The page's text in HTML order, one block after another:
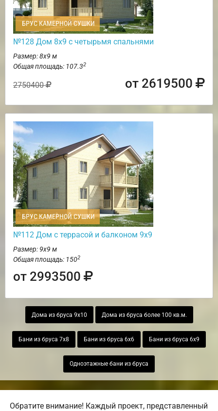
БРУС КАМЕРНОЙ СУШКИ
№128 Дом 8х9 с четырьмя спальнями
Размер: 8х9 м
Общая площадь: 107.32
2750400 от 2619500
БРУС КАМЕРНОЙ СУШКИ
№112 Дом с террасой и балконом 9х9
Размер: 9х9 м
Общая площадь: 1502
от 2993500
Дома из бруса 9х10 Дома из бруса более 100 кв.м.
Бани из бруса 7х8 Бани из бруса 6х6 Бани из бруса 6х9
Одноэтажные бани из бруса
Обратите внимание! Каждый проект, представленный